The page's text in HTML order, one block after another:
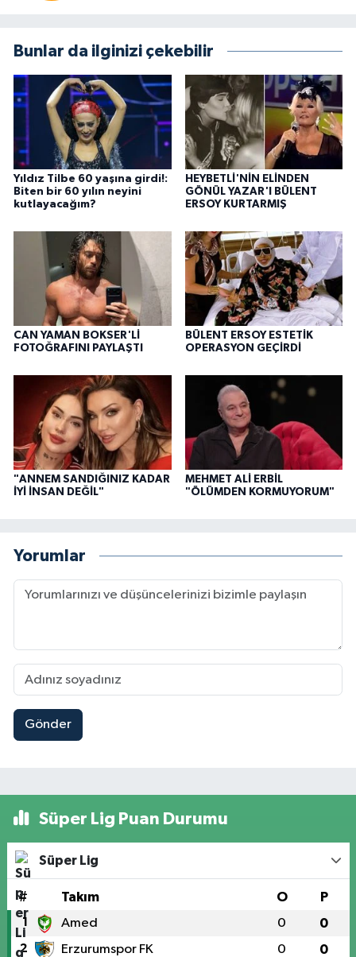
Bunlar da ilginizi çekebilir
Yıldız Tilbe 60 yaşına girdi!:
Biten bir 60 yılın neyini
kutlayacağım?
HEYBETLİ'NİN ELİNDEN
GÖNÜL YAZAR'I BÜLENT
ERSOY KURTARMIŞ
CAN YAMAN BOKSER'Lİ
FOTOĞRAFINI PAYLAŞTI
BÜLENT ERSOY ESTETİK
OPERASYON GEÇİRDİ
"ANNEM SANDIĞINIZ KADAR
İYİ İNSAN DEĞİL"
MEHMET ALİ ERBİL
"ÖLÜMDEN KORMUYORUM"
Yorumlar
Gönder
Süper Lig Puan Durumu
Süper Lig
# Takım O P
1 Amed 0 0
2 Erzurumspor FK 0 0